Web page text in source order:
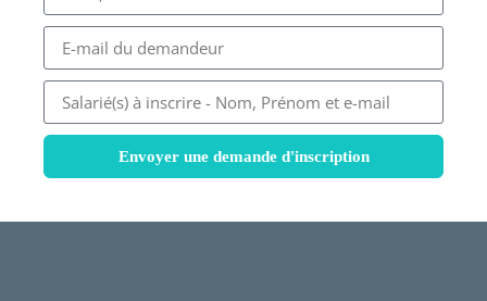
Envoyer une demande d'inscription